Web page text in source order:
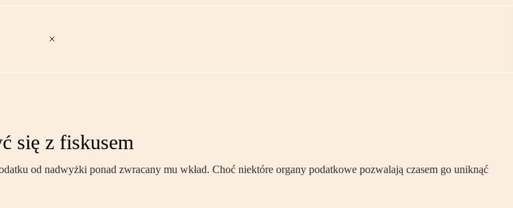
się z fiskusem
od nadwyżki ponad zwracany mu wkład. Choć niektóre organy podatkowe pozwalają czasem go uniknąć